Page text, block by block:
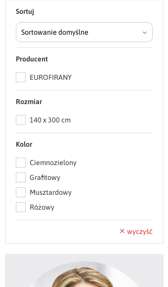
Sortuj
Sortowanie domyślne
Producent
EUROFIRANY
Rozmiar
140 x 300 cm
Kolor
Ciemnozielony
Grafitowy
Musztardowy
Różowy
wyczyść